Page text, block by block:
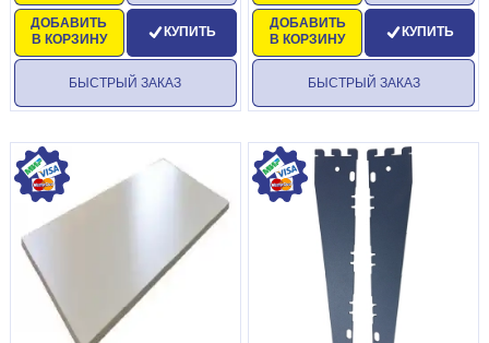
ДОБАВИТЬ
В КОРЗИНУ
КУПИТЬ
БЫСТРЫЙ ЗАКАЗ
ДОБАВИТЬ
В КОРЗИНУ
КУПИТЬ
БЫСТРЫЙ ЗАКАЗ